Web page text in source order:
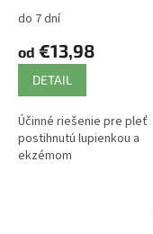
Original ATOK
do 7 dní
od €13,98
DETAIL
Účinné riešenie pre pleť
postihnutú lupienkou a
ekzémom